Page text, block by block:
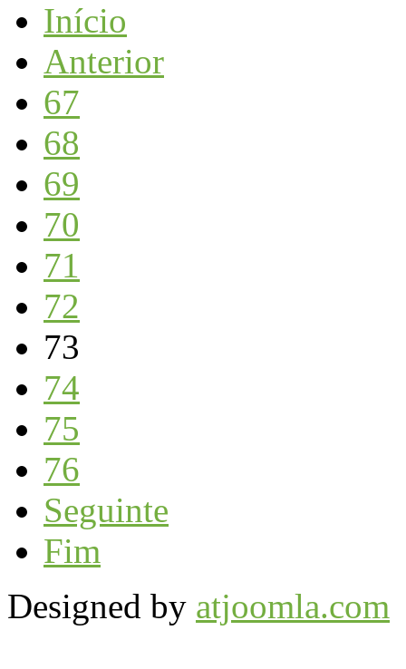
Início
Anterior
67
68
69
70
71
72
73
74
75
76
Seguinte
Fim
Designed by atjoomla.com